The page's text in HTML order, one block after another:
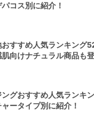
コス別に紹介！
すすめ人気ランキング
肌向けナチュラル商品も登
ングおすすめ人気ランキ
ータイプ別に紹介！